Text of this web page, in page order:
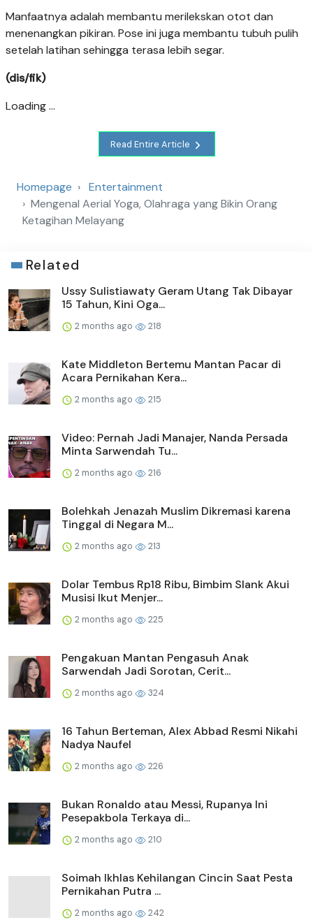
Manfaatnya adalah membantu merilekskan otot dan
menenangkan pikiran. Pose ini juga membantu tubuh pulih
setelah latihan sehingga terasa lebih segar.
(dis/fik)
Loading ...
Read Entire Article
Homepage
Entertainment
Mengenal Aerial Yoga, Olahraga yang Bikin Orang
Ketagihan Melayang
Related
Ussy Sulistiawaty Geram Utang Tak Dibayar
15 Tahun, Kini Oga...
2 months ago 218
Kate Middleton Bertemu Mantan Pacar di
Acara Pernikahan Kera...
2 months ago 215
Video: Pernah Jadi Manajer, Nanda Persada
Minta Sarwendah Tu...
2 months ago 216
Bolehkah Jenazah Muslim Dikremasi karena
Tinggal di Negara M...
2 months ago 213
Dolar Tembus Rp18 Ribu, Bimbim Slank Akui
Musisi Ikut Menjer...
2 months ago 225
Pengakuan Mantan Pengasuh Anak
Sarwendah Jadi Sorotan, Cerit...
2 months ago 324
16 Tahun Berteman, Alex Abbad Resmi Nikahi
Nadya Naufel
2 months ago 226
Bukan Ronaldo atau Messi, Rupanya Ini
Pesepakbola Terkaya di...
2 months ago 210
Soimah Ikhlas Kehilangan Cincin Saat Pesta
Pernikahan Putra ...
2 months ago 242